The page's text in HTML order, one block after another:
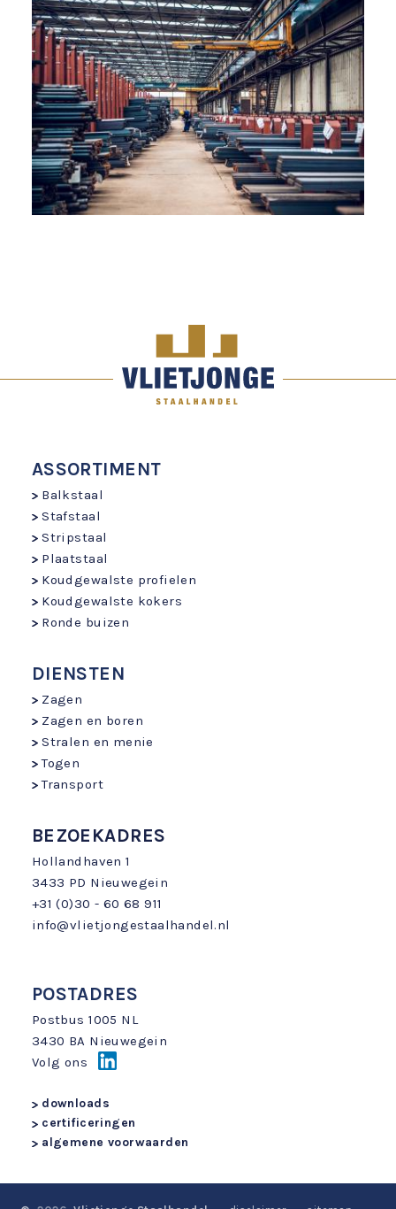
ASSORTIMENT
Balkstaal
Stafstaal
Stripstaal
Plaatstaal
Koudgewalste profielen
Koudgewalste kokers
Ronde buizen
DIENSTEN
Zagen
Zagen en boren
Stralen en menie
Togen
Transport
BEZOEKADRES
Hollandhaven 1
3433 PD Nieuwegein
+31 (0)30 - 60 68 911
info@vlietjongestaalhandel.nl
POSTADRES
Postbus 1005 NL
3430 BA Nieuwegein
Volg ons
downloads
certificeringen
algemene voorwaarden